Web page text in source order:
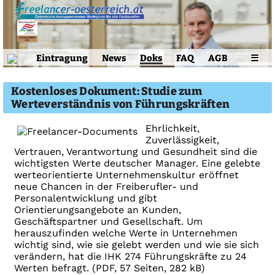
Eintragung News Doks FAQ AGB ☰
Kostenloses Dokument: Studie zum
Werteverständnis von Führungskräften
Ehrlichkeit,
Zuverlässigkeit,
Vertrauen, Verantwortung und Gesundheit sind die
wichtigsten Werte deutscher Manager. Eine gelebte
werteorientierte Unternehmenskultur eröffnet
neue Chancen in der Freiberufler- und
Personalentwicklung und gibt
Orientierungsangebote an Kunden,
Geschäftspartner und Gesellschaft. Um
herauszufinden welche Werte in Unternehmen
wichtig sind, wie sie gelebt werden und wie sie sich
verändern, hat die IHK 274 Führungskräfte zu 24
Werten befragt. (PDF, 57 Seiten, 282 kB)